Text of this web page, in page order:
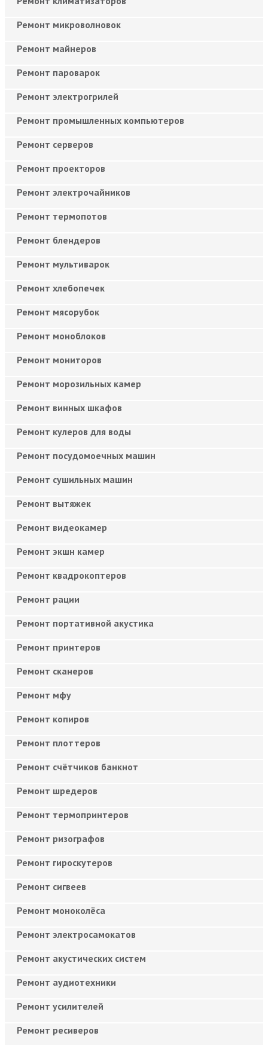
Ремонт микроволновок
Ремонт майнеров
Ремонт пароварок
Ремонт электрогрилей
Ремонт промышленных компьютеров
Ремонт серверов
Ремонт проекторов
Ремонт электрочайников
Ремонт термопотов
Ремонт блендеров
Ремонт мультиварок
Ремонт хлебопечек
Ремонт мясорубок
Ремонт моноблоков
Ремонт мониторов
Ремонт морозильных камер
Ремонт винных шкафов
Ремонт кулеров для воды
Ремонт посудомоечных машин
Ремонт сушильных машин
Ремонт вытяжек
Ремонт видеокамер
Ремонт экшн камер
Ремонт квадрокоптеров
Ремонт рации
Ремонт портативной акустика
Ремонт принтеров
Ремонт сканеров
Ремонт мфу
Ремонт копиров
Ремонт плоттеров
Ремонт счётчиков банкнот
Ремонт шредеров
Ремонт термопринтеров
Ремонт ризографов
Ремонт гироскутеров
Ремонт сигвеев
Ремонт моноколёса
Ремонт электросамокатов
Ремонт акустических систем
Ремонт аудиотехники
Ремонт усилителей
Ремонт ресиверов